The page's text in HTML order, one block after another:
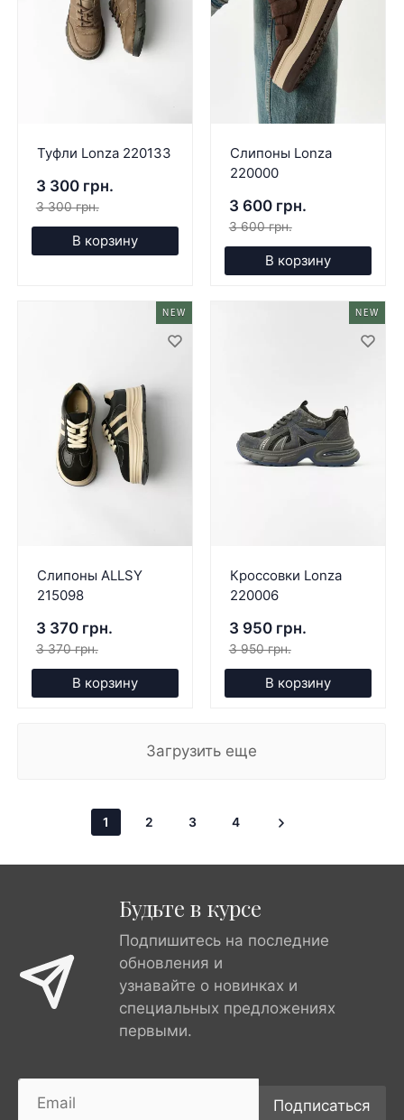
Туфли Lonza 220133
3 300 грн.
3 300 грн.
В корзину
Слипоны Lonza
220000
3 600 грн.
3 600 грн.
В корзину
NEW
Слипоны ALLSY
215098
3 370 грн.
3 370 грн.
В корзину
NEW
Кроссовки Lonza
220006
3 950 грн.
3 950 грн.
В корзину
Загрузить еще
1 2 3 4
Будьте в курсе
Подпишитесь на последние
обновления и
узнавайте о новинках и
специальных предложениях
первыми.
Подписаться